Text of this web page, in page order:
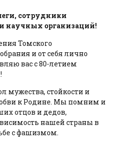
сотрудники
научных организаций!
Томского
и от себя лично
вас с 80-летием
мужества, стойкости и
к Родине. Мы помним и
отцов и дедов,
нашей страны в
с фашизмом.